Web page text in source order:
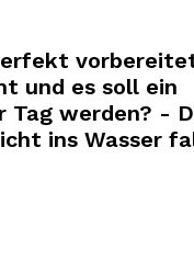
und es soll ein
Tag werden? -
ins Wasser